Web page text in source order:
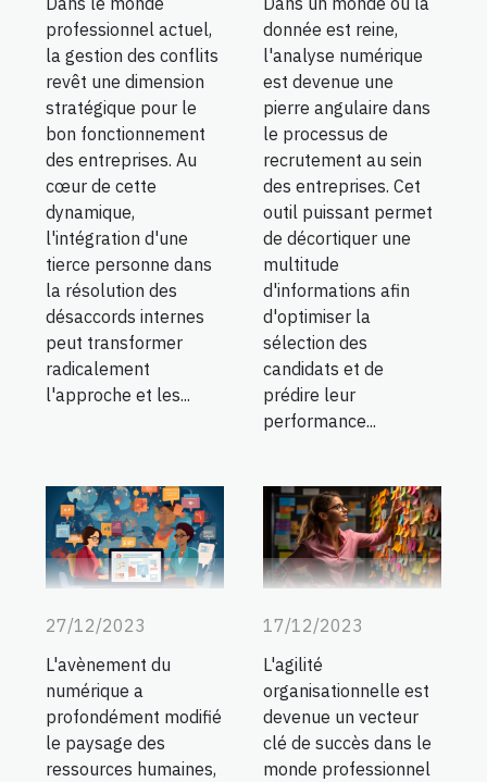
professionnel actuel,
la gestion des conflits
revêt une dimension
stratégique pour le
bon fonctionnement
des entreprises. Au
cœur de cette
dynamique,
l'intégration d'une
tierce personne dans
la résolution des
désaccords internes
peut transformer
radicalement
l'approche et les...
donnée est reine,
l'analyse numérique
est devenue une
pierre angulaire dans
le processus de
recrutement au sein
des entreprises. Cet
outil puissant permet
de décortiquer une
multitude
d'informations afin
d'optimiser la
sélection des
candidats et de
prédire leur
performance...
27/12/2023
L'avènement du
numérique a
profondément modifié
le paysage des
ressources humaines,
17/12/2023
L'agilité
organisationnelle est
devenue un vecteur
clé de succès dans le
monde professionnel